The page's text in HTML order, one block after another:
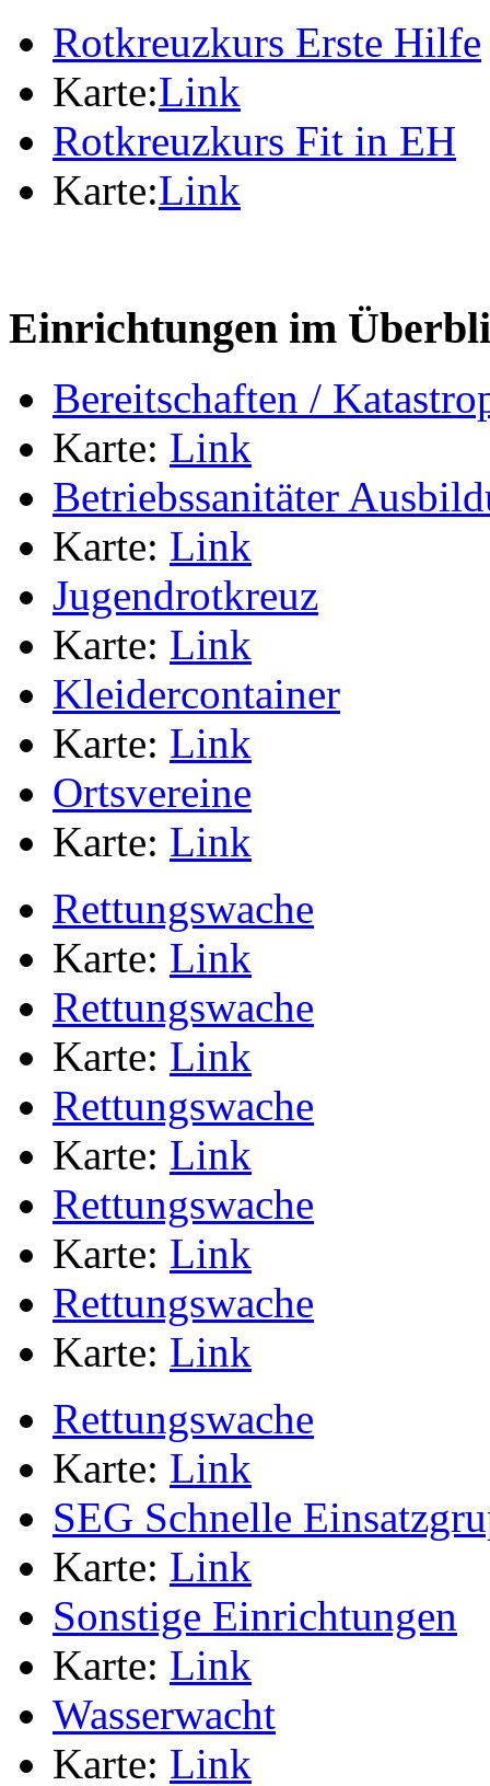
Rotkreuzkurs Erste Hilfe
Karte:Link
Rotkreuzkurs Fit in EH
Karte:Link
Einrichtungen im
Bereitschaften /
Karte: Link
Betriebssanitäter
Karte: Link
Jugendrotkreuz
Karte: Link
Kleidercontainer
Karte: Link
Ortsvereine
Karte: Link
Rettungswache
Karte: Link
Rettungswache
Karte: Link
Rettungswache
Karte: Link
Rettungswache
Karte: Link
Rettungswache
Karte: Link
Rettungswache
Karte: Link
SEG Schnelle
Karte: Link
Sonstige Einrichtungen
Karte: Link
Wasserwacht
Karte: Link